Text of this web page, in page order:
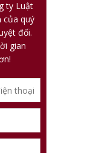
ty Luật
của quý
đối.
gian